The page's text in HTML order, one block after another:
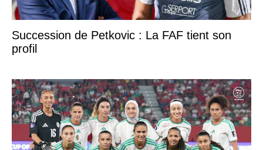
Succession de Petkovic : La FAF tient son
profil